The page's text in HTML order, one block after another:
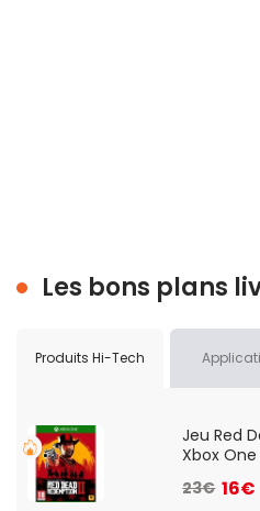
Les bons plans
Produits Hi-Tech
Jeu Red
Xbox One
23€ 16€